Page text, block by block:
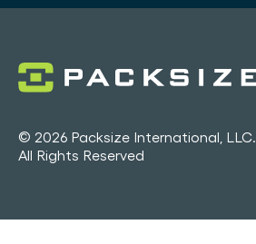
© 2026 Packsize International, LLC.
All Rights Reserved